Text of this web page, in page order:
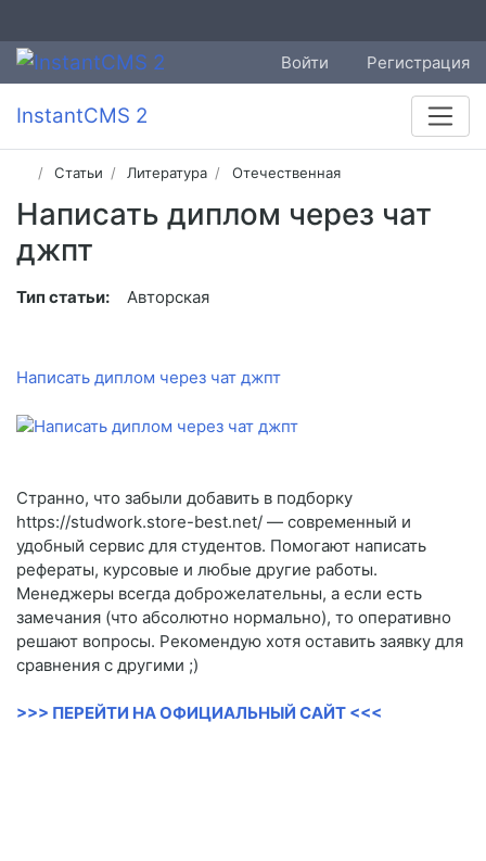
Войти Регистрация
InstantCMS 2
Статьи Литература Отечественная
Написать диплом через чат
джпт
Тип статьи: Авторская
Написать диплом через чат джпт
Странно, что забыли добавить в подборку
https://studwork.store-best.net/ — современный и
удобный сервис для студентов. Помогают написать
рефераты, курсовые и любые другие работы.
Менеджеры всегда доброжелательны, а если есть
замечания (что абсолютно нормально), то оперативно
решают вопросы. Рекомендую хотя оставить заявку для
сравнения с другими ;)
>>> ПЕРЕЙТИ НА ОФИЦИАЛЬНЫЙ САЙТ <<<